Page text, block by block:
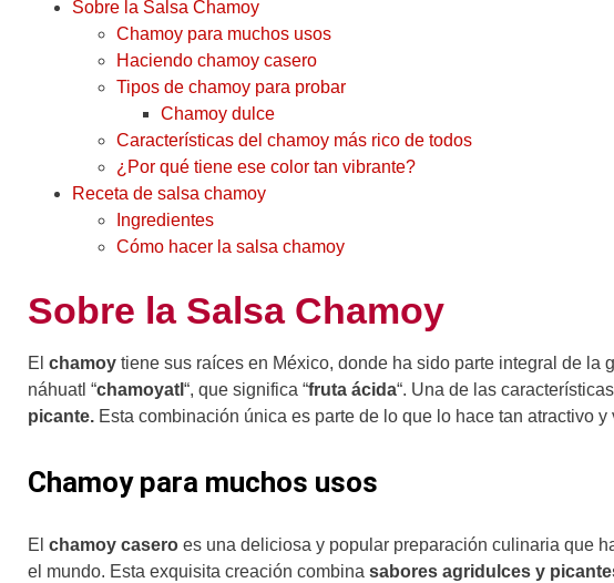
Sobre la Salsa Chamoy
Chamoy para muchos usos
Haciendo chamoy casero
Tipos de chamoy para probar
Chamoy dulce
Características del chamoy más rico de todos
¿Por qué tiene ese color tan vibrante?
Receta de salsa chamoy
Ingredientes
Cómo hacer la salsa chamoy
Sobre la Salsa Chamoy
El chamoy tiene sus raíces en México, donde ha sido parte integral de la
náhuatl “chamoyatl “, que significa “fruta ácida“. Una de las
picante. Esta combinación única es parte de lo que lo hace tan atractivo y
Chamoy para muchos usos
El chamoy casero es una deliciosa y popular preparación culinaria que
el mundo. Esta exquisita creación combina sabores agridulces y